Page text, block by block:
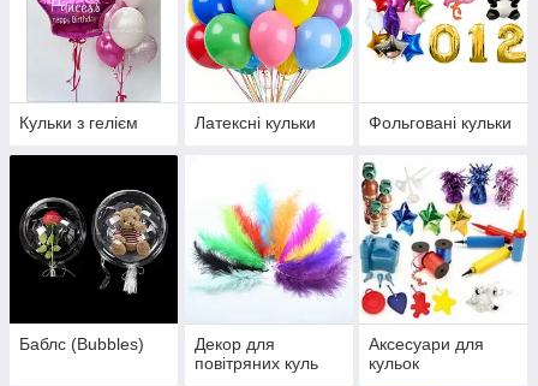
Кульки з гелієм Латексні кульки Фольговані кульки
Баблс (Bubbles)
Декор для
повітряних куль
Аксесуари для
кульок